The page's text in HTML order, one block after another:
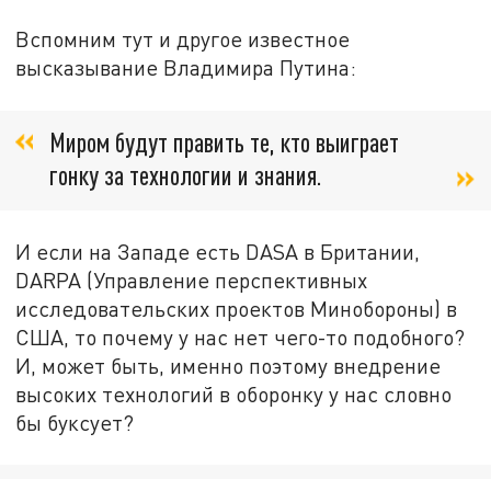
Вспомним тут и другое известное
высказывание Владимира Путина:
Миром будут править те, кто выиграет
гонку за технологии и знания.
И если на Западе есть DASA в Британии,
DARPA (Управление перспективных
исследовательских проектов Минобороны) в
США, то почему у нас нет чего-то подобного?
И, может быть, именно поэтому внедрение
высоких технологий в оборонку у нас словно
бы буксует?